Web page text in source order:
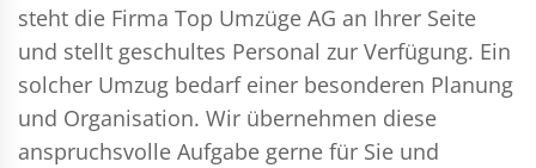
steht die Firma Top Umzüge AG an Ihrer Seite
und stellt geschultes Personal zur Verfügung. Ein
solcher Umzug bedarf einer besonderen Planung
und Organisation. Wir übernehmen diese
anspruchsvolle Aufgabe gerne für Sie und